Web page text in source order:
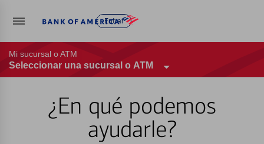
Entrar
Mi sucursal o ATM
Seleccionar una sucursal o ATM
¿En qué podemos
ayudarle?